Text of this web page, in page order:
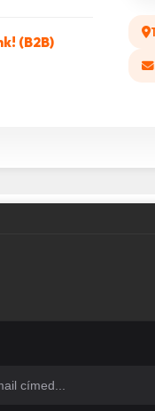
(B2B)